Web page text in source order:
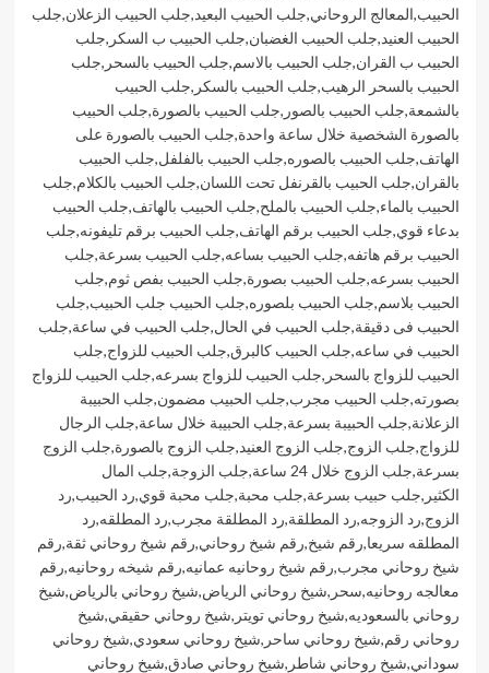
الحبيب,المعالج الروحاني,جلب الحبيب البعيد,جلب الحبيب الزعلان,جلب
الحبيب العنيد,جلب الحبيب الغضبان,جلب الحبيب ب السكر ,جلب
الحبيب ب القران,جلب الحبيب بالاسم,جلب الحبيب بالسحر ,جلب
الحبيب بالسحر الرهيب,جلب الحبيب بالسكر ,جلب الحبيب
بالشمعة,جلب الحبيب بالصور ,جلب الحبيب بالصورة,جلب الحبيب
بالصورة الشخصية خلال ساعة واحدة,جلب الحبيب بالصورة على
الهاتف,جلب الحبيب بالصوره,جلب الحبيب بالفلفل,جلب الحبيب
بالقران,جلب الحبيب بالقرنفل تحت اللسان,جلب الحبيب بالكلام,جلب
الحبيب بالماء,جلب الحبيب بالملح,جلب الحبيب بالهاتف,جلب الحبيب
بدعاء قوي,جلب الحبيب برقم الهاتف,جلب الحبيب برقم تليفونه,جلب
الحبيب برقم هاتفه,جلب الحبيب بساعه,جلب الحبيب بسرعة,جلب
الحبيب بسرعه,جلب الحبيب بصورة,جلب الحبيب بفص ثوم,جلب
الحبيب بلاسم,جلب الحبيب بلصوره,جلب الحبيب جلب الحبيب,جلب
الحبيب فى دقيقة,جلب الحبيب في الحال,جلب الحبيب في ساعة,جلب
الحبيب في ساعه,جلب الحبيب كالبرق,جلب الحبيب للزواج,جلب
الحبيب للزواج بالسحر ,جلب الحبيب للزواج بسرعه,جلب الحبيب للزواج
بصورته,جلب الحبيب مجرب,جلب الحبيب مضمون,جلب الحبيبة
الزعلانة,جلب الحبيبة بسرعة,جلب الحبيبة خلال ساعة,جلب الرجال
للزواج,جلب الزوج,جلب الزوج العنيد,جلب الزوج بالصورة,جلب الزوج
بسرعة,جلب الزوج خلال 24 ساعة ,جلب الزوجة,جلب المال
الكثير ,جلب حبيب بسرعة,جلب محبة,جلب محبة قوي,رد الحبيب,رد
الزوج,رد الزوجه,رد المطلقة,رد المطلقة مجرب,رد المطلقه,رد
المطلقه سريعا,رقم شيخ,رقم شيخ روحاني,رقم شيخ روحاني ثقة,رقم
شيخ روحاني مجرب,رقم شيخ روحانيه عمانيه,رقم شيخه روحانيه,رقم
معالجه روحانيه,سحر ,شيخ روحاني الرياض,شيخ روحاني بالرياض,شيخ
روحاني بالسعوديه,شيخ روحاني تويتر ,شيخ روحاني حقيقي,شيخ
روحاني رقم,شيخ روحاني ساحر ,شيخ روحاني سعودي,شيخ روحاني
سوداني,شيخ روحاني شاطر ,شيخ روحاني صادق,شيخ روحاني